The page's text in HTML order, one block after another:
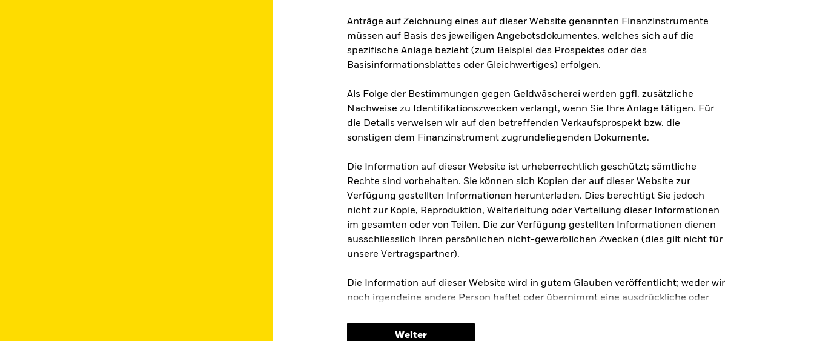
Anträge auf Zeichnung eines auf dieser Website genannten Finanzinstrumente
müssen auf Basis des jeweiligen Angebotsdokumentes, welches sich auf die
spezifische Anlage bezieht (zum Beispiel des Prospektes oder des
Basisinformationsblattes oder Gleichwertiges) erfolgen.
Als Folge der Bestimmungen gegen Geldwäscherei werden ggfl. zusätzliche
Nachweise zu Identifikationszwecken verlangt, wenn Sie Ihre Anlage tätigen. Für
die Details verweisen wir auf den betreffenden Verkaufsprospekt bzw. die
sonstigen dem Finanzinstrument zugrundeliegenden Dokumente.
Die Information auf dieser Website ist urheberrechtlich geschützt; sämtliche
Rechte sind vorbehalten. Sie können sich Kopien der auf dieser Website zur
Verfügung gestellten Informationen herunterladen. Dies berechtigt Sie jedoch
nicht zur Kopie, Reproduktion, Weiterleitung oder Verteilung dieser Informationen
im gesamten oder von Teilen. Die zur Verfügung gestellten Informationen dienen
ausschliesslich Ihren persönlichen nicht-gewerblichen Zwecken (dies gilt nicht für
unsere Vertragspartner).
Die Information auf dieser Website wird in gutem Glauben veröffentlicht; weder wir
noch irgendeine andere Person haftet oder übernimmt eine ausdrückliche oder
bereitgestellten Informationen. Die Informationen auf dieser Website stellen weder
Weiter